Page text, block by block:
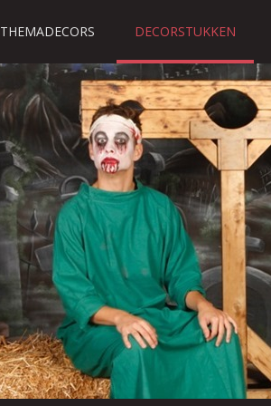
THEMADECORS DECORSTUKKEN